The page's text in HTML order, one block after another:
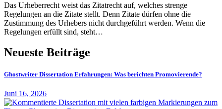
Das Urheberrecht weist das Zitatrecht auf, welches strenge
Regelungen an die Zitate stellt. Denn Zitate dürfen ohne die
Zustimmung des Urhebers nicht durchgeführt werden. Wenn die
Regelungen erfüllt sind, steht…
Neueste Beiträge
Ghostwriter Dissertation Erfahrungen: Was berichten Promovierende?
Juni 16, 2026